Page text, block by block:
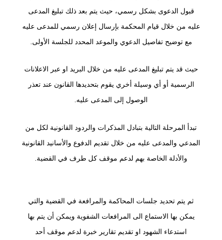
قبول الدعوى بشكل رسمي، حيث يتم بعد ذلك تبليغ المدعى
عليه من خلال قيام المحكمة بإرسال إعلان رسمي للمدعى عليه
مع توضيح تفاصيل الدعوي والموعد المحدد للجلسة الأولى.
حيث قد يتم تبليغ المدعى عليه من خلال البريد او عبر الاعلانات
الرسمية أو أي وسيلة أخري يقوم بتحديدها القانون عند تعذر
الوصول إلى المدعى عليه.
تبدأ المرحلة التالية بتبادل المذكرات والردود القانونية لكل من
المدعي والمدعى عليه من خلال تقديم الدفوع والأسانيد القانونية
والأدلة الخاصة بهم لدعم موقف كل طرف في القضية.
ثم يتم تحديد جلسات المحاكمة والمرافعة في القضية والتي
يمكن بها الاستماع الى المرافعات الشفوية ويمكن أن يتم بها
استدعاء الشهود او تقديم تقارير خبرة لدعم موقف أحد